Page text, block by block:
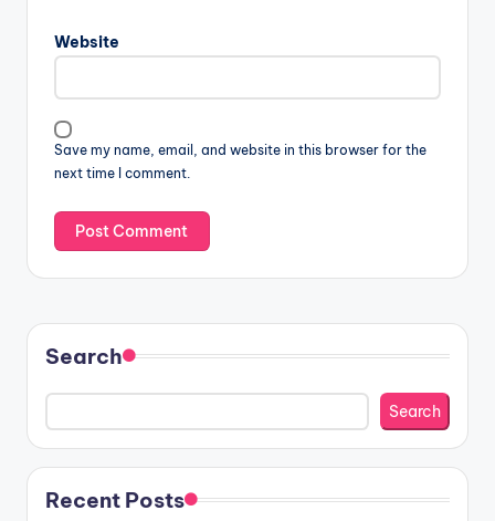
Website
Save my name, email, and website in this browser for the
next time I comment.
Search
Search
Recent Posts